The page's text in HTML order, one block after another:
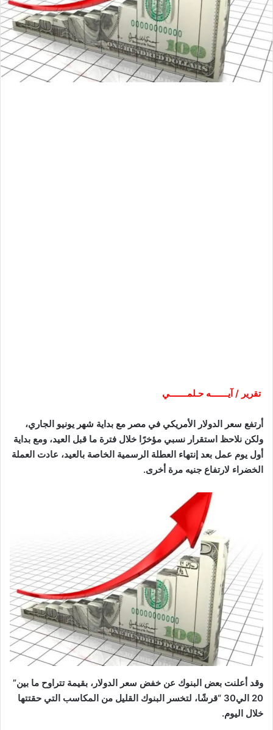
تقرير / آيـــــــه حـلمـــــــي
أرتفع سعر الدولار الأمريكي في مصر مع بداية شهر يونيو الجاري،
ولكن نلاحظ استقرار نسبي مؤخرًا خلال فترة ما قبل العيد، ومع بداية
أول يوم عمل بعد إنتهاء العطلة الرسمية الخاصة بالعيد، عادت العملة
الخضراء لارتفاع جنيه مرة أخرى.
وقد أعلنت بعض البنوك عن خفض سعر الدولار، بقيمة تتراوح ما بين”
20 الي30 “قرشًا، لتخسر البنوك القليل من المكاسب التي حقتتها
خلال اليوم.